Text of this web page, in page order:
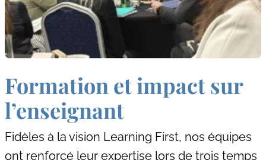
Formation et impact sur
l’enseignant
Fidèles à la vision Learning First, nos équipes
ont renforcé leur expertise lors de trois temps